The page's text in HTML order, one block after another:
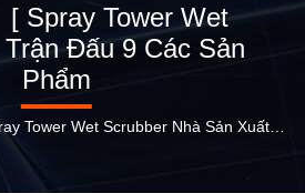
Spray Tower Wet
Đấu 9 Các Sản
Phẩm